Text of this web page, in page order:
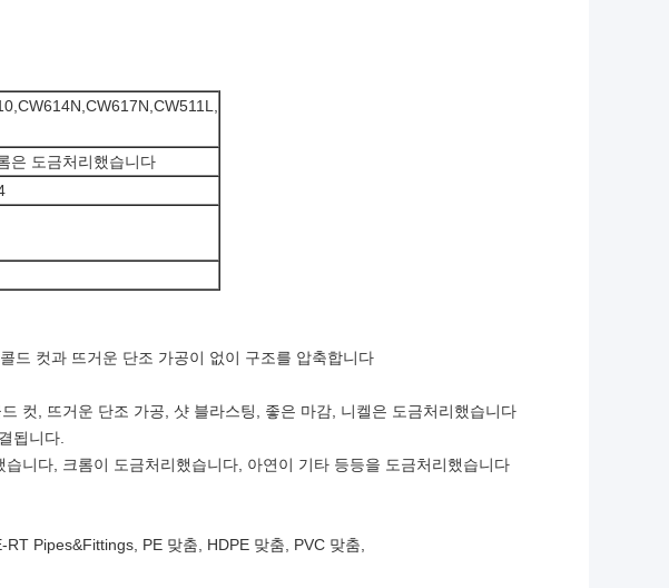
은 도금처리했습니다
드 컷과 뜨거운 단조 가공이 없이 구조를 압축합니다
컷, 뜨거운 단조 가공, 샷 블라스팅, 좋은 마감, 니켈은 도금처리했습니다
됩니다.
니다, 크롬이 도금처리했습니다, 아연이 기타 등등을 도금처리했습니다
Pipes&Fittings, PE 맞춤, HDPE 맞춤, PVC 맞춤,